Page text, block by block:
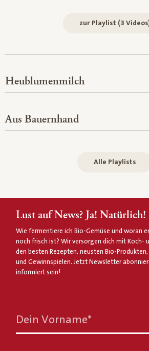
zur Playlist (3
Heublumenmilch
Aus Bauernhand
Alle Playlists
Lust auf News? Ja! Natürlich!
Wie fermentiere ich Bio-Gemüse und woran
noch frisch ist? Wir versorgen dich mit Koch-
den besten Rezepten, neusten Bio-
und Gewinnspielen. Jetzt Newsletter
informiert sein!
Dein Vorname*